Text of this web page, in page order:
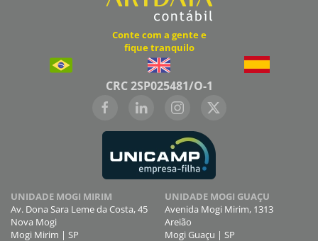
Conte com a gente e
fique tranquilo
CRC 2SP025481/O-1
UNIDADE MOGI MIRIM
Av. Dona Sara Leme da Costa, 45
Nova Mogi
Mogi Mirim | SP
UNIDADE MOGI GUAÇU
Avenida Mogi Mirim, 1313
Areião
Mogi Guaçu | SP